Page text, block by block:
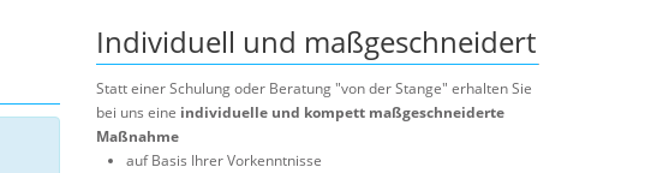
Individuell und maßgeschneidert
Statt einer Schulung oder Beratung "von der Stange" erhalten Sie
bei uns eine individuelle und kompett maßgeschneiderte
Maßnahme
auf Basis Ihrer Vorkenntnisse